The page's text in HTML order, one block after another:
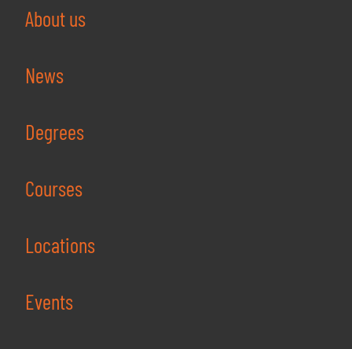
About us
News
Degrees
Courses
Locations
Events